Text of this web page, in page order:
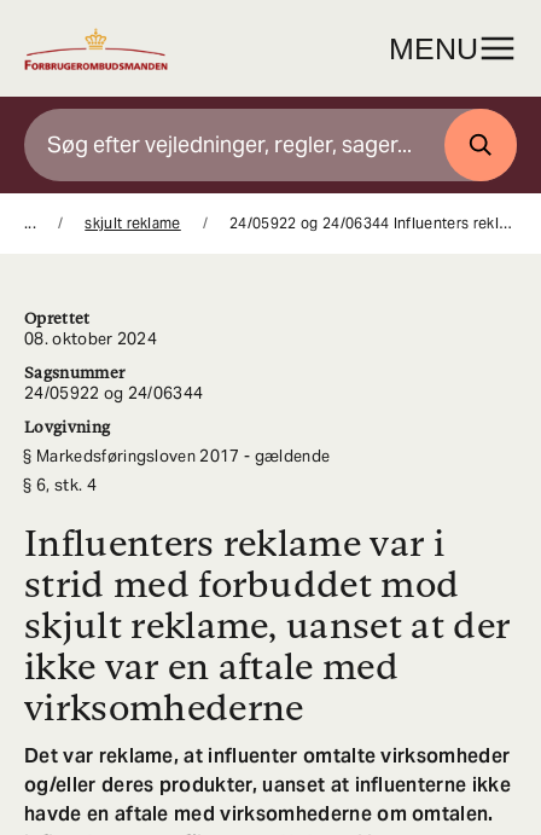
indhold
MENU
SØG
... skjult reklame 24/05922 og 24/06344 Influenters reklame var i strid med forbuddet mod skjult reklame, uanset at der ikke var en aftale med virksomhederne
Oprettet
08. oktober 2024
Sagsnummer
24/05922 og 24/06344
Lovgivning
Markedsføringsloven 2017 - gældende
6, stk. 4
Influenters reklame var i
strid med forbuddet mod
skjult reklame, uanset at der
ikke var en aftale med
virksomhederne
Det var reklame, at influenter omtalte virksomheder
og/eller deres produkter, uanset at influenterne ikke
havde en aftale med virksomhederne om omtalen.